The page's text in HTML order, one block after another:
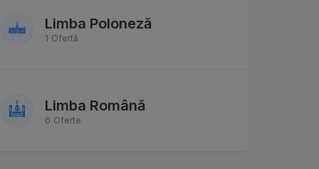
Limba Poloneză
1 Ofertă
Limba Română
6 Oferte